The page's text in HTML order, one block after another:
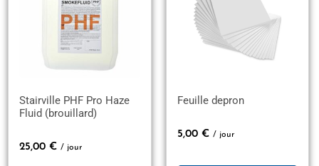
Stairville PHF Pro Haze
Fluid (brouillard)
25,00 € / jour
Feuille depron
5,00 € / jour